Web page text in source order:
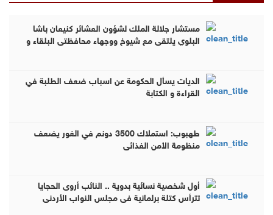
مستشار جلالة الملك لشؤون العشائر كنيعان باشا
البلوي يلتقي مع شيوخ ووجهاء محافظتي البلقاء و
الديات يسأل الحكومة عن اسباب ضعف الطلبة في
القراءة و الكتابة
طهبوب: استملاك 3500 دونم في الغور يضعف
منظومة الأمن الغذائي
أول شخصية نسائية بدوية .. النائب أروى الحجايا
تترأس كتلة برلمانية في مجلس النواب الأردني